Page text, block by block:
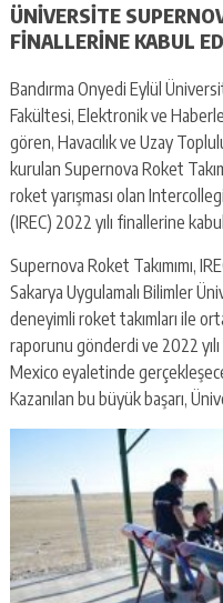
ÜNİVERSİTE
FİNALLERİNE KABUL
Bandırma Onyedi Eylül
Fakültesi, Elektronik ve
gören, Havacılık ve Uzay
kurulan Supernova Roket
roket yarışması olan
(IREC) 2022 yılı finallerine
Supernova Roket Takımımı,
Sakarya Uygulamalı Bilimler
deneyimli roket takımları ile
raporunu gönderdi ve 2022
Mexico eyaletinde
Kazanılan bu büyük başarı,